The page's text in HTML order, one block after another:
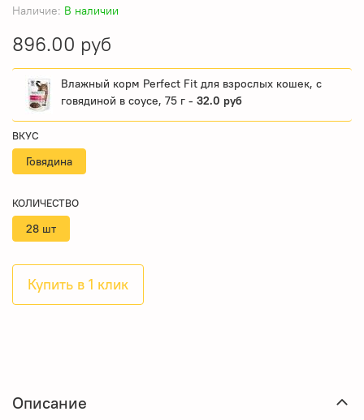
Наличие: В наличии
896.00 руб
Влажный корм Perfect Fit для взрослых кошек, с
говядиной в соусе, 75 г - 32.0 руб
Купить в 1 клик
ВКУС
Говядина
КОЛИЧЕСТВО
28 шт
Описание